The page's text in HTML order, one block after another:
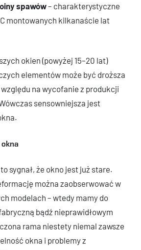
spawów– charakterystyczne
montowanych kilkanaście lat
okien (powyżej 15–20 lat)
elementów może być droższa
na wycofanie z produkcji
sensowniejsza jest
sygnał, że okno jest już stare.
można zaobserwować w
modelach – wtedy mamy do
bądź nieprawidłowym
rama niestety niemal zawsze
okna i problemy z